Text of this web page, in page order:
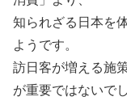
知られざる日本を
ようです。
訪日客が増える施
が重要ではないで